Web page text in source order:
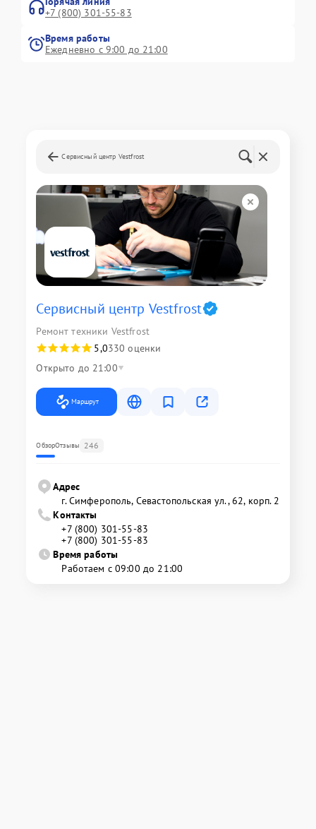
+7 (800) 301-55-83
Время работы
Ежедневно с 9:00 до 21:00
Сервисный центр Vestfrost
Сервисный центр Vestfrost
Ремонт техники Vestfrost
5,0330 оценки
Открыто до 21:00
Маршрут
ОбзорОтзывы 246
Адрес
г. Симферополь, Севастопольская ул., 62, корп. 2
Контакты
+7 (800) 301-55-83
+7 (800) 301-55-83
Время работы
Работаем с 09:00 до 21:00